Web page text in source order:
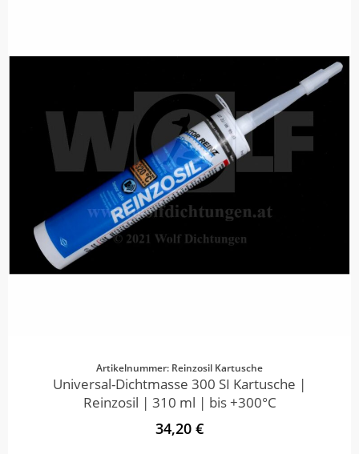
Artikelnummer: Reinzosil Kartusche
Universal-Dichtmasse 300 SI Kartusche |
Reinzosil | 310 ml | bis +300°C
34,20 €